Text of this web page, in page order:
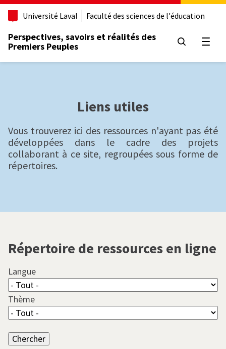
A
u
Université Laval Faculté des sciences de l'éducation
Perspectives, savoirs et réalités des
Premiers Peuples
Liens utiles
Vous trouverez ici des ressources n'ayant pas été
développées dans le cadre des projets
collaborant à ce site, regroupées sous forme de
répertoires.
Répertoire de ressources en ligne
Langue
Thème